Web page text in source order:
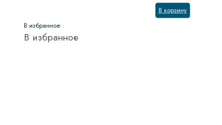
В корзину
В избранное
В избранное